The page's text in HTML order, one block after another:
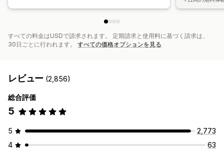
すべての料金はUSDで請求されます。 定期請求と使用料に基づく請求は、
30日ごとに行われます。 すべての価格オプションを見る
レビュー (2,856)
総合評価
5
5
2,773
4
63